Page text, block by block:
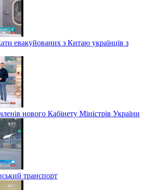
евакуйованих з Китаю українців з
нового Кабінету Міністрів України
транспорт